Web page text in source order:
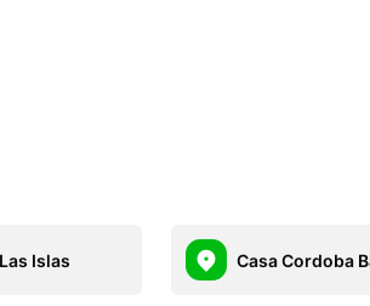
Islas Casa Cordoba